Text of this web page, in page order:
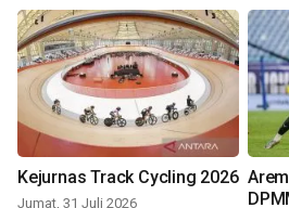
Kejurnas Track Cycling 2026
Jumat, 31 Juli 2026